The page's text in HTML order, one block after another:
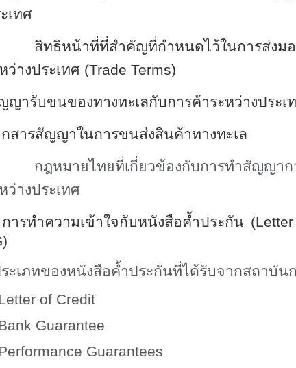
เทศ
สิทธิหน้าที่ที่สำคัญที่กำหนดไว้ในการส่งม
ว่างประเทศ (Trade Terms)
ญารับขนของทางทะเลกับการค้าระหว่างประเ
กสารสัญญาในการขนส่งสินค้าทางทะเล
กฎหมายไทยที่เกี่ยวข้องกับการทำสัญญา
ว่างประเทศ
การทำความเข้าใจกับหนังสือค้ำประกัน
ะเภทของหนังสือค้ำประกันที่ได้รับจากสถาบันก
of Credit
Guarantee
Guarantees